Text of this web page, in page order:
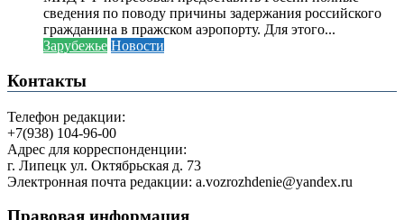
сведения по поводу причины задержания российского
гражданина в пражском аэропорту. Для этого...
Зарубежье Новости
Контакты
Телефон редакции:
+7(938) 104-96-00
Адрес для корреспонденции:
г. Липецк ул. Октябрьская д. 73
Электронная почта редакции: a.vozrozhdenie@yandex.ru
Правовая информация